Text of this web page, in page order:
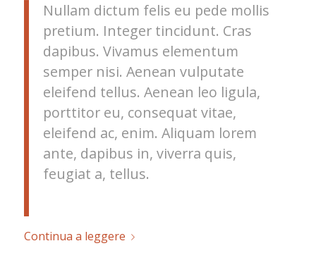
Nullam dictum felis eu pede mollis
pretium. Integer tincidunt. Cras
dapibus. Vivamus elementum
semper nisi. Aenean vulputate
eleifend tellus. Aenean leo ligula,
porttitor eu, consequat vitae,
eleifend ac, enim. Aliquam lorem
ante, dapibus in, viverra quis,
feugiat a, tellus.
Continua a leggere